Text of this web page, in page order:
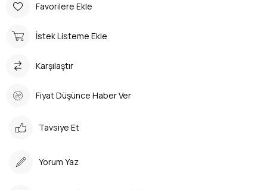
Favorilere Ekle
İstek Listeme Ekle
Karşılaştır
Fiyat Düşünce Haber Ver
Tavsiye Et
Yorum Yaz